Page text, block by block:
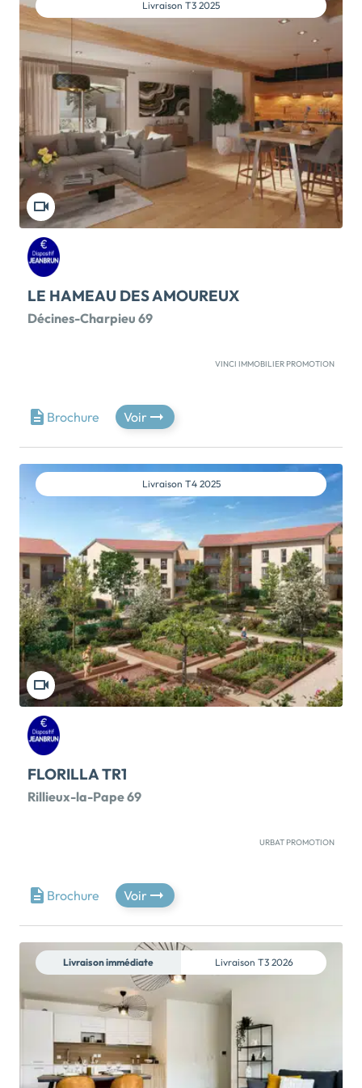
Livraison T3 2025
LE HAMEAU DES AMOUREUX
Décines-Charpieu 69
VINCI IMMOBILIER PROMOTION
écrin végétal qui fait la part belle aux promenades et
aux mobilités douces. La résidence promet l’équilibre
parfait d’un nouveau rythme en accord avec la nature
et les modes de vie d’aujourd’hui. Elle vous offre le
choix entre maisons contemporaines 4 ou 5 pièces
avec terrain privatif et appartements spacieux du 2
au 4 pièces ouvrant sur de vastes balcons.
Commerces, écoles, transports, […] Voir le
programme immobilier neuf >>
Brochure Voir
Livraison T4 2025
FLORILLA TR1
Rillieux-la-Pape 69
URBAT PROMOTION
verdoyant et la proximité immédiate de Lyon.
Idéalement située, la résidence s’organise autour d’un
vaste jardin paysager, véritable havre de tranquillité
pensé pour le bien-être et la douceur de vivre. À
seulement quelques minutes à pied, vous retrouvez
tout ce qui simplifie le quotidien : commerces, écoles,
parc Brosset, transports en commun… Un
emplacement stratégique, parfait pour les familles,
les actifs ou toute personne cherchant à profiter
d’une qualité de vie exceptionnelle. Les environs
offrent aussi un formidable terrain de jeu nature : Fort
Brochure Voir
Livraison immédiate Livraison T3 2026